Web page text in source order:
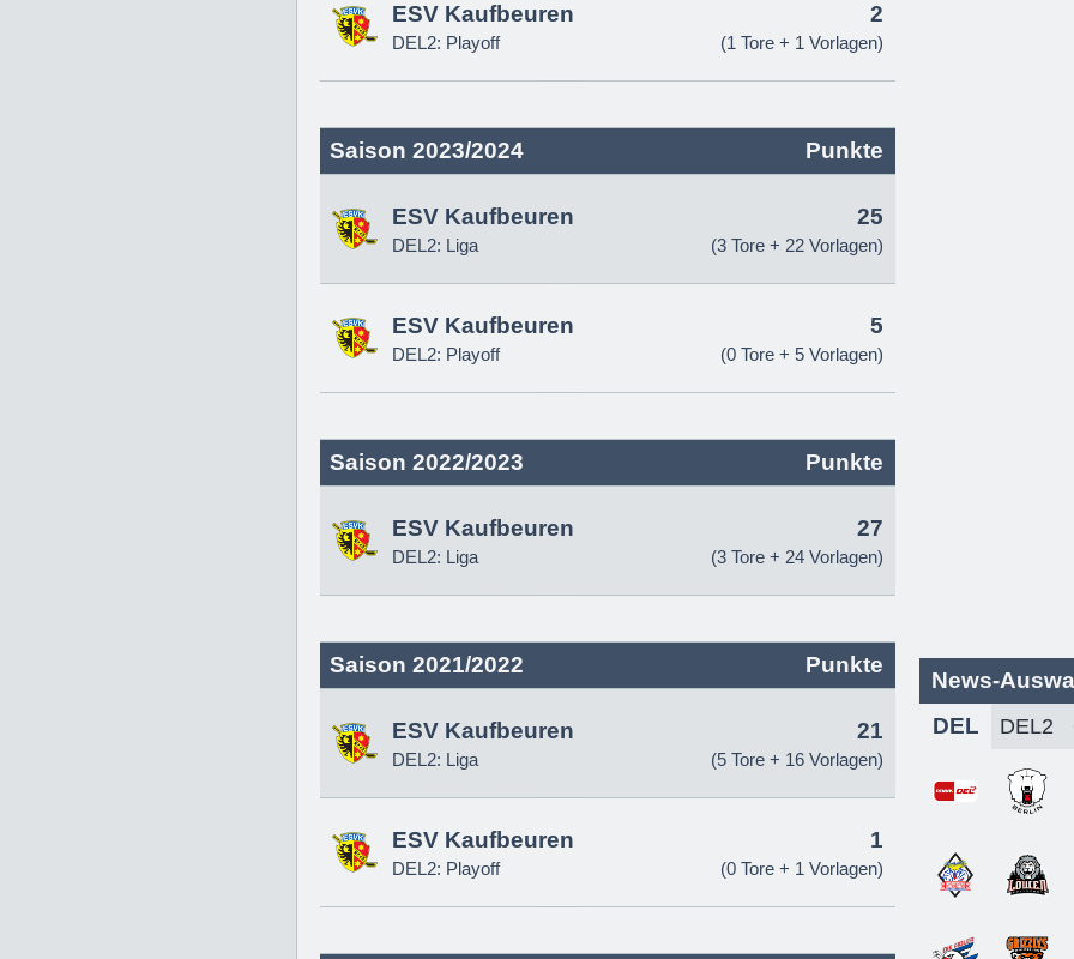
ESV Kaufbeuren
DEL2: Playoff
2
(1 Tore + 1 Vorlagen)
Saison 2023/2024 Punkte
ESV Kaufbeuren
DEL2: Liga
25
(3 Tore + 22 Vorlagen)
ESV Kaufbeuren
DEL2: Playoff
5
(0 Tore + 5 Vorlagen)
Saison 2022/2023 Punkte
ESV Kaufbeuren
DEL2: Liga
27
(3 Tore + 24 Vorlagen)
Saison 2021/2022 Punkte
ESV Kaufbeuren
DEL2: Liga
21
(5 Tore + 16 Vorlagen)
ESV Kaufbeuren
DEL2: Playoff
1
(0 Tore + 1 Vorlagen)
News-
DEL